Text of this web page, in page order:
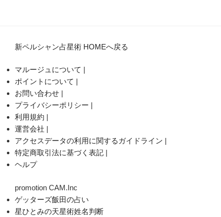
新ペルシャン占星術 HOMEへ戻る
マルージュについて |
ポイントについて |
お問い合わせ |
プライバシーポリシー |
利用規約 |
運営会社 |
アクセスデータの利用に関するガイドライン |
特定商取引法に基づく表記 |
ヘルプ
promotion CAM.Inc
ゲッターズ飯田の占い
星ひとみの天星術姓名判断